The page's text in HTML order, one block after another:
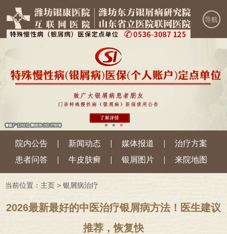
导航
院内公告 新闻动态 媒体报道
治疗方案
患者问答
牛皮肤癣 银屑图片 来院地图
当前位置： 主页 > 银屑病治疗
2026最新最好的中医治疗银屑病方法！医生建议
推荐，恢复快